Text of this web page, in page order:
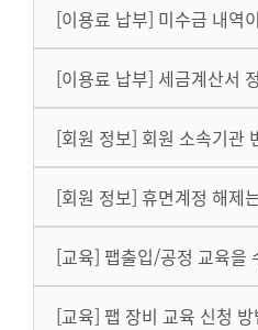
[이용료 납부] 미수금 내역
[이용료 납부] 세금계산서
[회원 정보] 회원 소속기관
[회원 정보] 휴면계정 해제
[교육] 팹출입/공정 교육을
[교육] 팹 장비 교육 신청